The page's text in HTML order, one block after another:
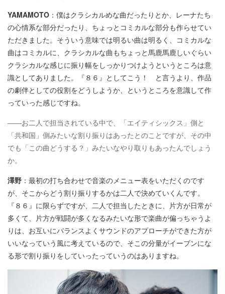
YAMAMOTO ：僕はクラシカルめな曲だったりとか、レーナたち
の心情系な部分だったり、ちょっとコミカルな部分も作らせてい
ただきました。そういう意味では明るい曲は明るく、コミカルな
曲はコミカルに、クラシカルな曲もちょっと馬鹿馬鹿しいぐらい
クラシカルな感じに振り幅をしっかりつけようというところは意
識としてありました。『８６』としてこう！ と言うより、作品
の劇伴としての役割をどうしようか、というところを意識して作
っていった感じですね。
――お二人で担当されている中で、「エイティシックス」側と
「共和国」側みたいな割り振りはあったとのことですが、その中
でも「この曲どうする？」みたいなやり取りもあったんでしょう
か。
澤野 ：最初の打ち合わせで音楽のメニュー表をいただくのです
が、そこからどう割り振りするかは二人で決めていくんです。
『８６』に限らずですが、二人で担当したときに、片方が日常が
多くて、片方が戦闘が多くなるみたいな形で楽曲が偏っちゃうよ
りは、お互いにバランスよくサウンドのアプローチができた方が
いいなっていう風に考えているので、そこの分量がイーブンにな
る形で割り振りをしていったっていうのはありますね。